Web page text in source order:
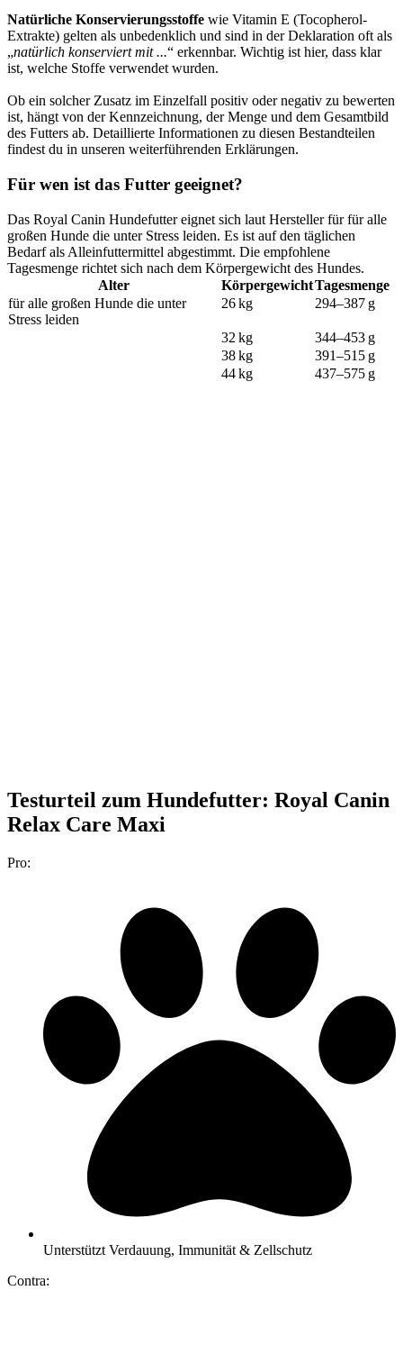
Natürliche Konservierungsstoffe wie Vitamin E (Tocopherol-
Extrakte) gelten als unbedenklich und sind in der Deklaration oft als
„natürlich konserviert mit ...“ erkennbar. Wichtig ist hier, dass klar
ist, welche Stoffe verwendet wurden.
Ob ein solcher Zusatz im Einzelfall positiv oder negativ zu bewerten
ist, hängt von der Kennzeichnung, der Menge und dem Gesamtbild
des Futters ab. Detaillierte Informationen zu diesen Bestandteilen
findest du in unseren weiterführenden Erklärungen.
Für wen ist das Futter geeignet?
Das Royal Canin Hundefutter eignet sich laut Hersteller für für alle
großen Hunde die unter Stress leiden. Es ist auf den täglichen
Bedarf als Alleinfuttermittel abgestimmt. Die empfohlene
Tagesmenge richtet sich nach dem Körpergewicht des Hundes.
Alter
KörpergewichtTagesmenge
für alle großen Hunde die unter
Stress leiden
26 kg 294–387 g
32 kg
344–453 g
38 kg
391–515 g
44 kg
437–575 g
Testurteil zum Hundefutter: Royal Canin
Relax Care Maxi
Pro:
Unterstützt Verdauung, Immunität & Zellschutz
Contra: